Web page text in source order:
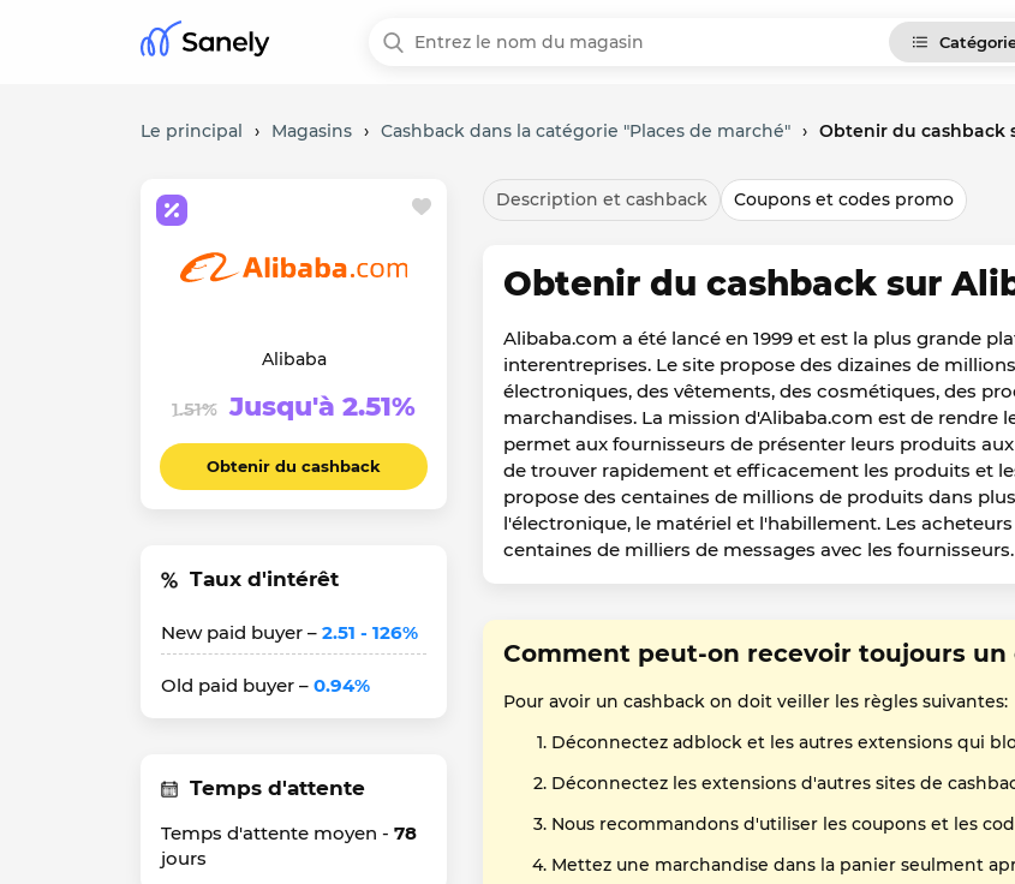
Le principal › Magasins › Cashback dans la catégorie "Places de marché" › Obtenir du cashback
Alibaba
1.51% Jusqu'à 2.51%
Obtenir du cashback
Taux d'intérêt
New paid buyer – 2.51 - 126%
Old paid buyer – 0.94%
Temps d'attente
Temps d'attente moyen - 78
jours
Description et cashback Coupons et codes promo
Obtenir du cashback sur
Alibaba.com a été lancé en 1999 et est la plus grande
interentreprises. Le site propose des dizaines de
électroniques, des vêtements, des cosmétiques, des
marchandises. La mission d'Alibaba.com est de rendre
permet aux fournisseurs de présenter leurs produits
de trouver rapidement et efficacement les produits et
propose des centaines de millions de produits dans
l'électronique, le matériel et l'habillement. Les
centaines de milliers de messages avec les fournisseurs.
Comment peut-on recevoir toujours un
Pour avoir un cashback on doit veiller les règles suivantes:
Déconnectez adblock et les autres extensions qui
Déconnectez les extensions d'autres sites de
Nous recommandons d'utiliser les coupons et les
Mettez une marchandise dans la panier seulment